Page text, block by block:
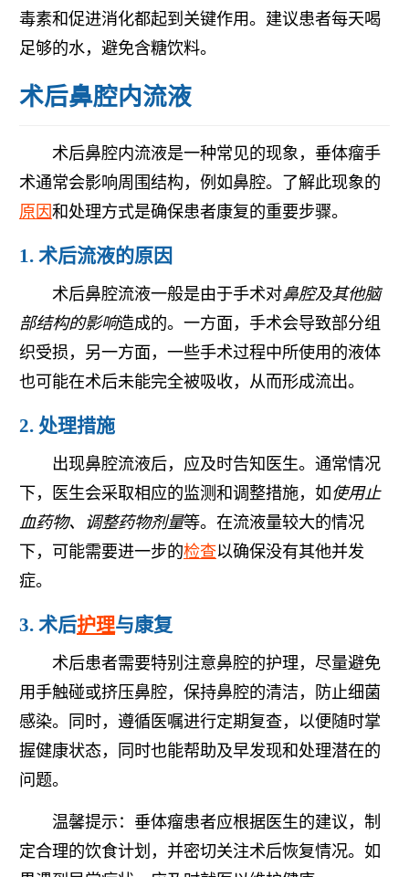
毒素和促进消化都起到关键作用。建议患者每天喝
足够的水，避免含糖饮料。
术后鼻腔内流液
术后鼻腔内流液是一种常见的现象，垂体瘤手
术通常会影响周围结构，例如鼻腔。了解此现象的
原因和处理方式是确保患者康复的重要步骤。
1. 术后流液的原因
术后鼻腔流液一般是由于手术对鼻腔及其他脑
部结构的影响造成的。一方面，手术会导致部分组
织受损，另一方面，一些手术过程中所使用的液体
也可能在术后未能完全被吸收，从而形成流出。
2. 处理措施
出现鼻腔流液后，应及时告知医生。通常情况
下，医生会采取相应的监测和调整措施，如 使用止
血药物、调整药物剂量等。在流液量较大的情况
下，可能需要进一步的检查以确保没有其他并发
症。
3. 术后护理与康复
术后患者需要特别注意鼻腔的护理，尽量避免
用手触碰或挤压鼻腔，保持鼻腔的清洁，防止细菌
感染。同时，遵循医嘱进行定期复查，以便随时掌
握健康状态，同时也能帮助及早发现和处理潜在的
问题。
温馨提示：垂体瘤患者应根据医生的建议，制
定合理的饮食计划，并密切关注术后恢复情况。如